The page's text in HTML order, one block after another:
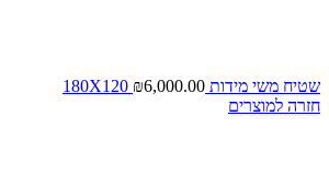
שטיח משי מידות 180X120 ₪6,000.00
חזרה למוצרים